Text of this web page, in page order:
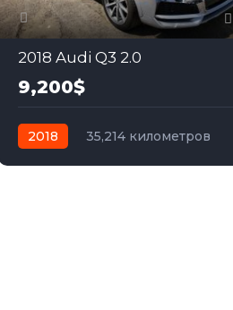
2018 Audi Q3 2.0
9,200$
2018
35,214 километров